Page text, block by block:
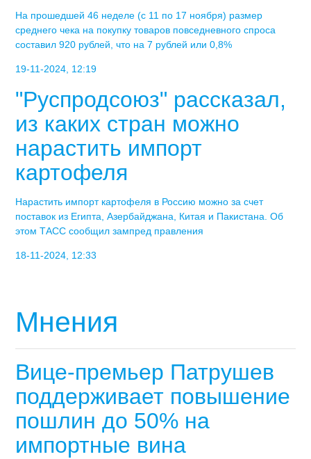
На прошедшей 46 неделе (с 11 по 17 ноября) размер
среднего чека на покупку товаров повседневного спроса
составил 920 рублей, что на 7 рублей или 0,8%
19-11-2024, 12:19
"Руспродсоюз" рассказал,
из каких стран можно
нарастить импорт
картофеля
Нарастить импорт картофеля в Россию можно за счет
поставок из Египта, Азербайджана, Китая и Пакистана. Об
этом ТАСС сообщил зампред правления
18-11-2024, 12:33
Мнения
Вице-премьер Патрушев
поддерживает повышение
пошлин до 50% на
импортные вина